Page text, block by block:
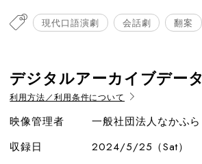
現代口語演劇 会話劇 翻案
デジタルアーカイブデータ
利用方法／利用条件について
映像管理者
一般社団法人なかふら
収録日
2024/5/25（Sat）